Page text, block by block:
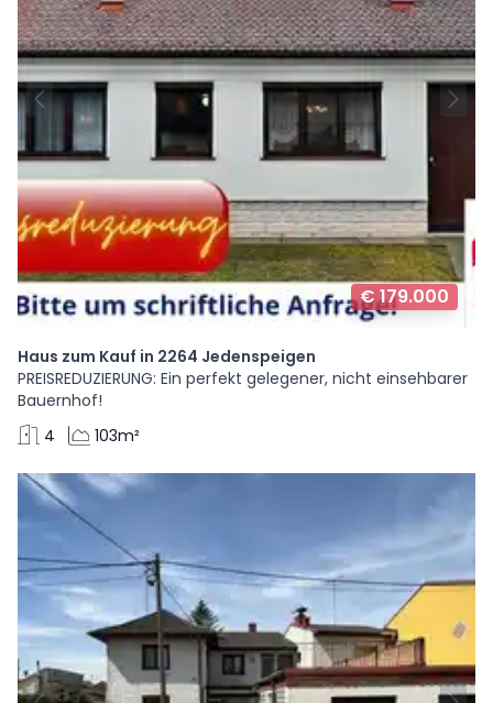
€ 179.000
Haus zum Kauf in 2264 Jedenspeigen
PREISREDUZIERUNG: Ein perfekt gelegener, nicht einsehbarer
Bauernhof!
4
103m²